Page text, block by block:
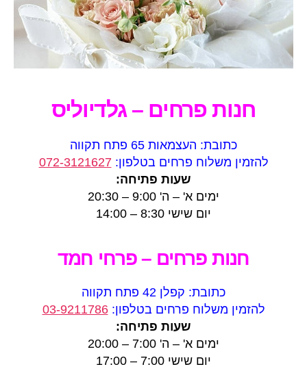
חנות פרחים – גלדיוליס
כתובת: העצמאות 65 פתח תקווה
להזמין משלוח פרחים בטלפון:072-3121627
שעות פתיחה:
ימים א' – ה' 9:00 – 20:30
יום שישי 8:30 – 14:00
חנות פרחים – פרחי חמד
כתובת: קפלן 42 פתח תקווה
להזמין משלוח פרחים בטלפון:03-9211786
שעות פתיחה:
ימים א' – ה' 7:00 – 20:00
יום שישי 7:00 – 17:00